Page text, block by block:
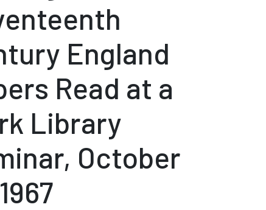
England
Read at a
Library
October